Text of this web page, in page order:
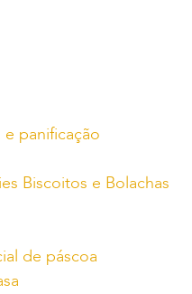
panificação
Biscoitos e Bolachas
de páscoa